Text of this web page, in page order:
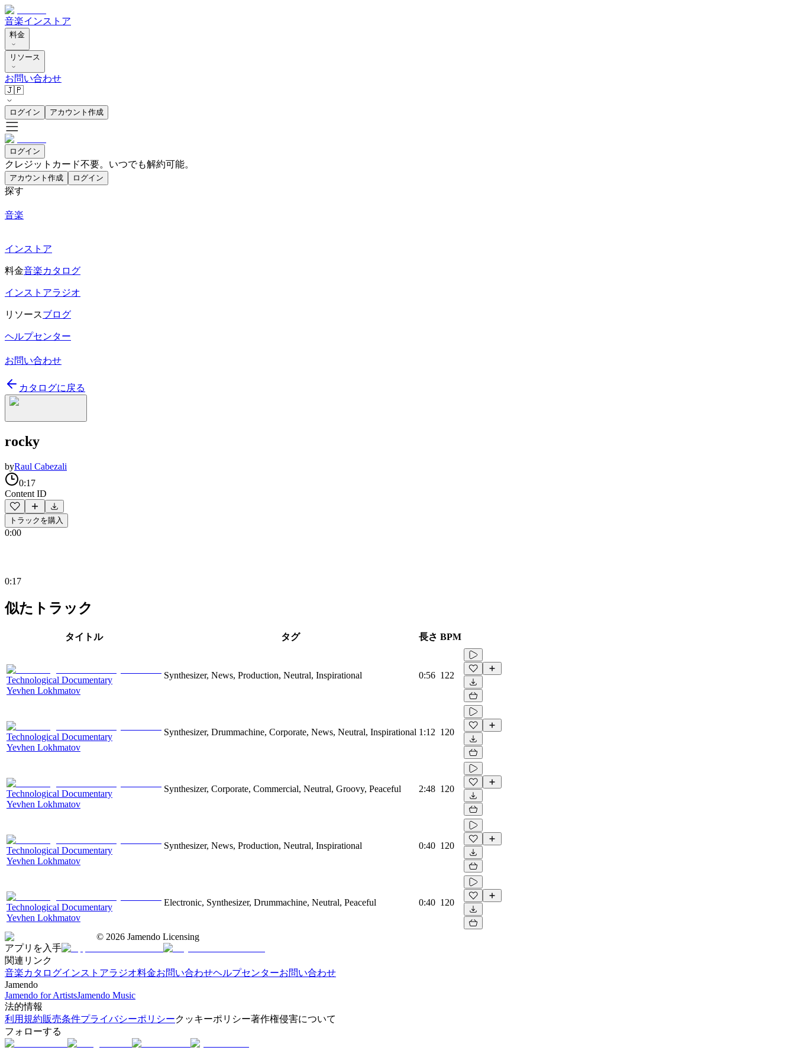
音楽インストア
料金
リソース
お問い合わせ
🇯🇵
ログイン アカウント作成
ログイン
クレジットカード不要。いつでも解約可能。
アカウント作成 ログイン
探す
音楽
インストア
料金音楽カタログ
インストアラジオ
リソースブログ
ヘルプセンター
お問い合わせ
カタログに戻る
rocky
byRaul Cabezali
0:17
Content ID
トラックを購入
0:00
0:17
似たトラック
タイトル タグ 長さ BPM
Technological Documentary
Yevhen Lokhmatov
Synthesizer, News, Production, Neutral, Inspirational 0:56 122
Technological Documentary
Yevhen Lokhmatov
Synthesizer, Drummachine, Corporate, News, Neutral, Inspirational 1:12 120
Technological Documentary
Yevhen Lokhmatov
Synthesizer, Corporate, Commercial, Neutral, Groovy, Peaceful 2:48 120
Technological Documentary
Yevhen Lokhmatov
Synthesizer, News, Production, Neutral, Inspirational 0:40 120
Technological Documentary
Yevhen Lokhmatov
Electronic, Synthesizer, Drummachine, Neutral, Peaceful 0:40 120
© 2026 Jamendo Licensing
アプリを入手
関連リンク
音楽カタログインストアラジオ料金お問い合わせヘルプセンターお問い合わせ
Jamendo
Jamendo for ArtistsJamendo Music
法的情報
利用規約販売条件プライバシーポリシークッキーポリシー著作権侵害について
フォローする